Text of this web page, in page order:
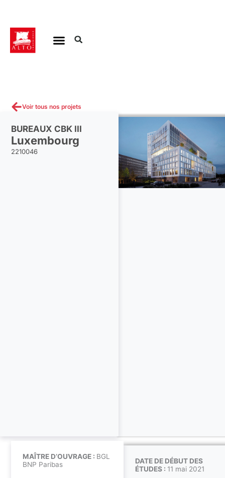
contenu
Voir tous nos projets
BUREAUX CBK III
Luxembourg
2210046
DATE DE DÉBUT DES
ÉTUDES : 11 mai 2021
MAÎTRE D’OUVRAGE : BGL
BNP Paribas